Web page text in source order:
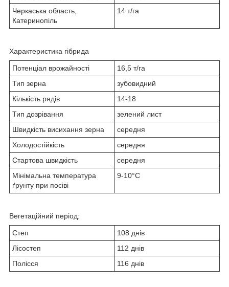
Черкаська область,
Катеринопіль
14 т/га
Характеристика гібрида
Потенціал врожайності
16,5 т/га
Тип зерна
зубовидний
Кількість рядів
14-18
Тип дозрівання
зелений лист
Швидкість висихання зерна
середня
Холодостійкість
середня
Стартова швидкість
середня
Мінімальна температура
ґрунту при посіві
9-10°С
Вегетаційний період:
Степ
108 днів
Лісостеп
112 днів
Полісся
116 днів